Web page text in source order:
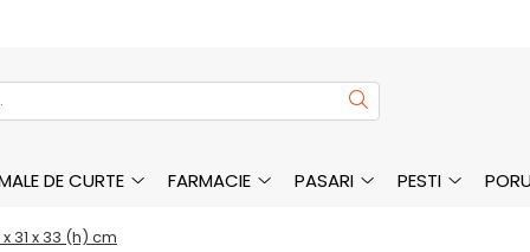
DE CURTE FARMACIE PASARI PESTI
31 x 33 (h) cm